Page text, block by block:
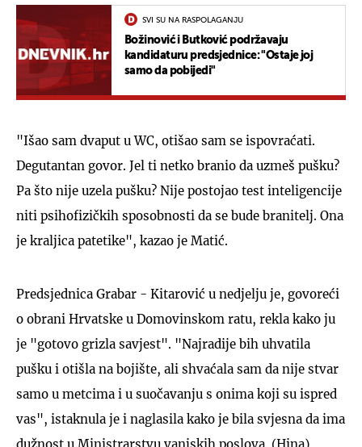
SVI SU NA RASPOLAGANJU
Božinović i Butković podržavaju
kandidaturu predsjednice: "Ostaje joj
samo da pobijedi"
"Išao sam dvaput u WC, otišao sam se ispovraćati.
Degutantan govor. Jel ti netko branio da uzmeš pušku?
Pa što nije uzela pušku? Nije postojao test inteligencije
niti psihofizičkih sposobnosti da se bude branitelj. Ona
je kraljica patetike", kazao je Matić.
Predsjednica Grabar - Kitarović u nedjelju je, govoreći
o obrani Hrvatske u Domovinskom ratu, rekla kako ju
je "gotovo grizla savjest". "Najradije bih uhvatila
pušku i otišla na bojište, ali shvaćala sam da nije stvar
samo u metcima i u suočavanju s onima koji su ispred
vas", istaknula je i naglasila kako je bila svjesna da ima
dužnost u Ministrarstvu vanjskih poslova. (Hina)